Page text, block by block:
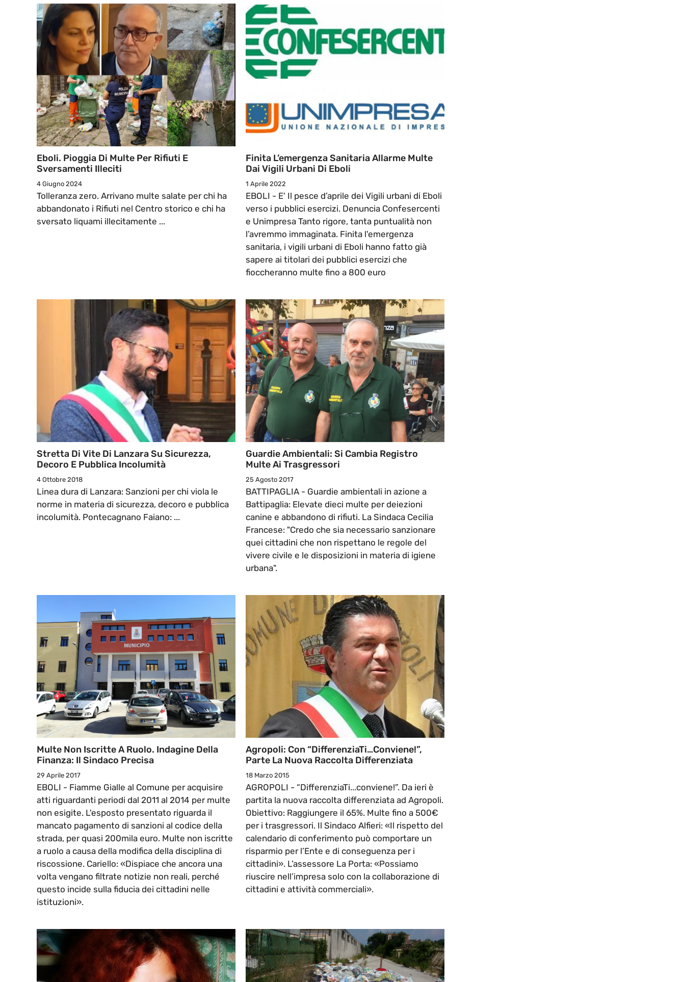
Eboli. Pioggia Di Multe Per Rifiuti E
Sversamenti Illeciti
4 Giugno 2024
Tolleranza zero. Arrivano multe salate per chi ha
abbandonato i Rifiuti nel Centro storico e chi ha
sversato liquami illecitamente ...
Finita L’emergenza Sanitaria Allarme Multe
Dai Vigili Urbani Di Eboli
1 Aprile 2022
EBOLI - E' Il pesce d’aprile dei Vigili urbani di Eboli
verso i pubblici esercizi. Denuncia Confesercenti
e Unimpresa Tanto rigore, tanta puntualità non
l’avremmo immaginata. Finita l'emergenza
sanitaria, i vigili urbani di Eboli hanno fatto già
sapere ai titolari dei pubblici esercizi che
fioccheranno multe fino a 800 euro
Stretta Di Vite Di Lanzara Su Sicurezza,
Decoro E Pubblica Incolumità
4 Ottobre 2018
Linea dura di Lanzara: Sanzioni per chi viola le
norme in materia di sicurezza, decoro e pubblica
incolumità. Pontecagnano Faiano: ...
Guardie Ambientali: Si Cambia Registro
Multe Ai Trasgressori
25 Agosto 2017
BATTIPAGLIA - Guardie ambientali in azione a
Battipaglia: Elevate dieci multe per deiezioni
canine e abbandono di rifiuti. La Sindaca Cecilia
Francese: "Credo che sia necessario sanzionare
quei cittadini che non rispettano le regole del
vivere civile e le disposizioni in materia di igiene
urbana".
Multe Non Iscritte A Ruolo. Indagine Della
Finanza: Il Sindaco Precisa
29 Aprile 2017
EBOLI - Fiamme Gialle al Comune per acquisire
atti riguardanti periodi dal 2011 al 2014 per multe
non esigite. L'esposto presentato riguarda il
mancato pagamento di sanzioni al codice della
strada, per quasi 200mila euro. Multe non iscritte
a ruolo a causa della modifica della disciplina di
riscossione. Cariello: «Dispiace che ancora una
volta vengano filtrate notizie non reali, perché
questo incide sulla fiducia dei cittadini nelle
istituzioni».
Agropoli: Con “DifferenziaTi…conviene!”,
Parte La Nuova Raccolta Differenziata
18 Marzo 2015
AGROPOLI - “DifferenziaTi...conviene!”. Da ieri è
partita la nuova raccolta differenziata ad Agropoli.
Obiettivo: Raggiungere il 65%. Multe fino a 500€
per i trasgressori. Il Sindaco Alfieri: «Il rispetto del
calendario di conferimento può comportare un
risparmio per l’Ente e di conseguenza per i
cittadini». L’assessore La Porta: «Possiamo
riuscire nell’impresa solo con la collaborazione di
cittadini e attività commerciali».